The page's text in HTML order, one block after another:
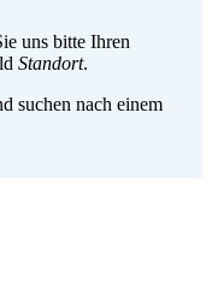
uns bitte Ihren
Standort.
suchen nach einem